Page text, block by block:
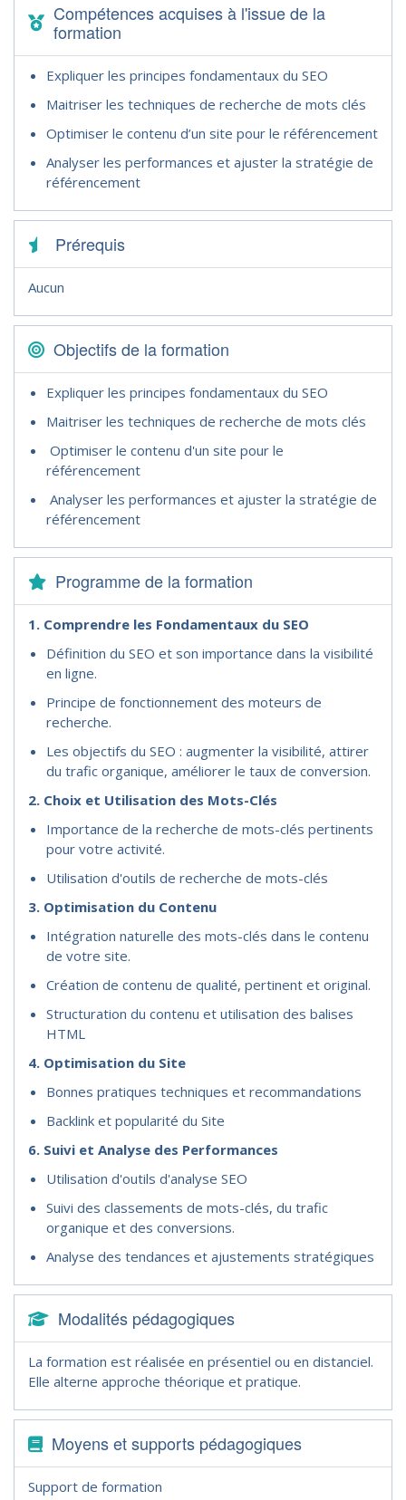
Compétences acquises à l'issue de la
formation
Expliquer les principes fondamentaux du SEO
Maitriser les techniques de recherche de mots clés
Optimiser le contenu d’un site pour le référencement
Analyser les performances et ajuster la stratégie de
référencement
Prérequis
Aucun
Objectifs de la formation
Expliquer les principes fondamentaux du SEO
Maitriser les techniques de recherche de mots clés
Optimiser le contenu d'un site pour le
référencement
Analyser les performances et ajuster la stratégie de
référencement
Programme de la formation
1. Comprendre les Fondamentaux du SEO
Définition du SEO et son importance dans la visibilité
en ligne.
Principe de fonctionnement des moteurs de
recherche.
Les objectifs du SEO : augmenter la visibilité, attirer
du trafic organique, améliorer le taux de conversion.
2. Choix et Utilisation des Mots-Clés
Importance de la recherche de mots-clés pertinents
pour votre activité.
Utilisation d'outils de recherche de mots-clés
3. Optimisation du Contenu
Intégration naturelle des mots-clés dans le contenu
de votre site.
Création de contenu de qualité, pertinent et original.
Structuration du contenu et utilisation des balises
HTML
4. Optimisation du Site
Bonnes pratiques techniques et recommandations
Backlink et popularité du Site
6. Suivi et Analyse des Performances
Utilisation d'outils d'analyse SEO
Suivi des classements de mots-clés, du trafic
organique et des conversions.
Analyse des tendances et ajustements stratégiques
Modalités pédagogiques
La formation est réalisée en présentiel ou en distanciel.
Elle alterne approche théorique et pratique.
Moyens et supports pédagogiques
Support de formation